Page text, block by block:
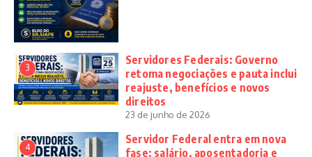
3
Servidores Federais: Governo
retoma negociações e pauta inclui
reajuste, benefícios e novos
direitos
23 de junho de 2026
4
Servidor Federal entra em nova
fase: salário, aposentadoria e